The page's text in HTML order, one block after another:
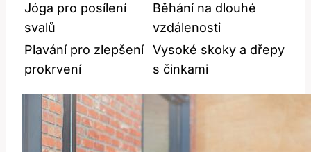
Jóga pro posílení
svalů
Běhání na dlouhé
vzdálenosti
Plavání pro zlepšení
prokrvení
Vysoké skoky a dřepy
s činkami